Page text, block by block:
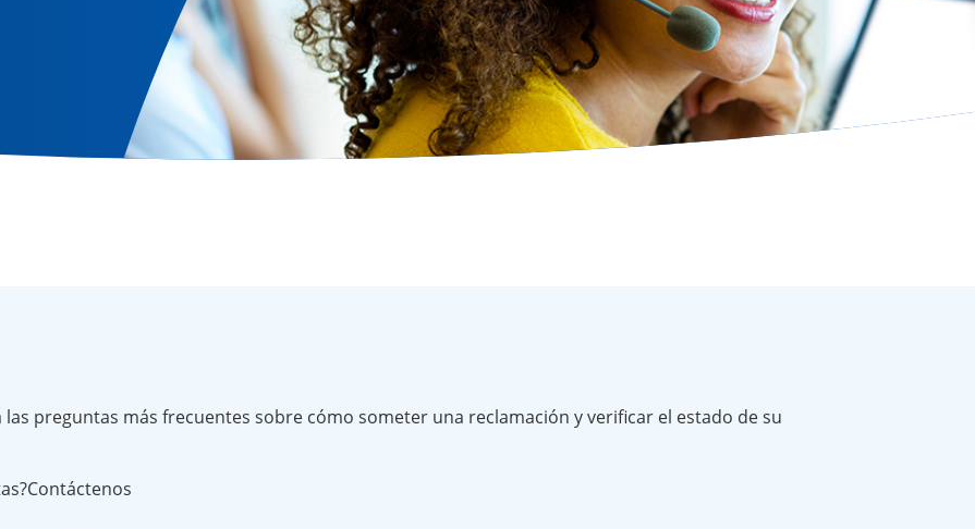
preguntas más frecuentes sobre cómo someter una reclamación y verificar el estado de su